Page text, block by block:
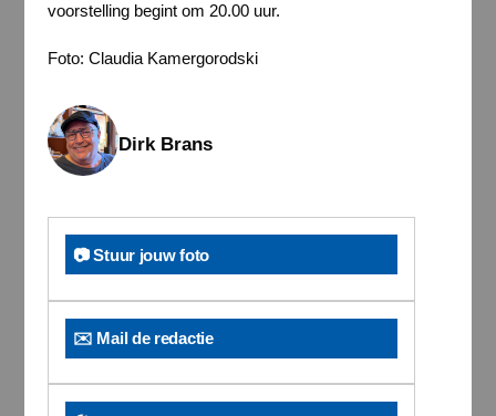
voorstelling begint om 20.00 uur.
Foto: Claudia Kamergorodski
Dirk Brans
📷 Stuur jouw foto
✉️ Mail de redactie